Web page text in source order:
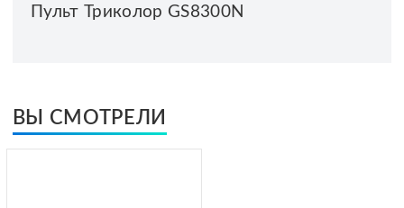
Пульт Триколор GS8300N
ВЫ СМОТРЕЛИ